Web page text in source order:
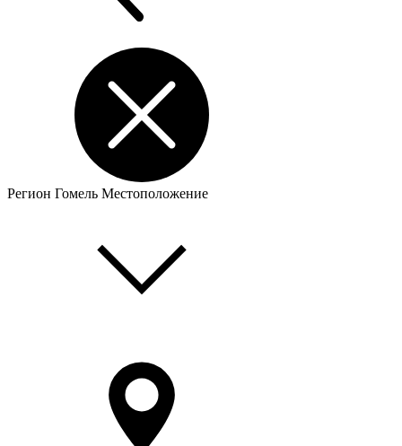
Регион Гомель Местоположение